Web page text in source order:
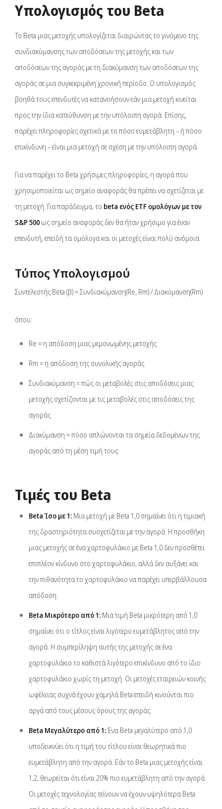
Υπολογισμός του Beta
Το Beta μιας μετοχής υπολογίζεται διαιρώντας το γινόμενο της
συνδιακύμανσης των αποδόσεων της μετοχής και των
αποδόσεων της αγοράς με τη διακύμανση των αποδόσεων της
αγοράς σε μια συγκεκριμένη χρονική περίοδο. Ο υπολογισμός
βοηθά τους επενδυτές να κατανοήσουν εάν μια μετοχή κινείται
προς την ίδια κατεύθυνση με την υπόλοιπη αγορά. Επίσης,
παρέχει πληροφορίες σχετικά με το πόσο ευμετάβλητη – ή πόσο
επικίνδυνη – είναι μια μετοχή σε σχέση με την υπόλοιπη αγορά.
Για να παρέχει το Beta χρήσιμες πληροφορίες, η αγορά που
χρησιμοποιείται ως σημείο αναφοράς θα πρέπει να σχετίζεται με
τη μετοχή. Για παράδειγμα, το beta ενός ETF ομολόγων με τον
S&P 500 ως σημείο αναφοράς δεν θα ήταν χρήσιμο για έναν
επενδυτή, επειδή τα ομόλογα και οι μετοχές είναι πολύ ανόμοια.
Τύπος Υπολογισμού
Συντελεστής Beta (β) = Συνδιακύμανση(Re, Rm) / Διακύμανση(Rm)
όπου:
Re = η απόδοση μιας μεμονωμένης μετοχής
Rm = η απόδοση της συνολικής αγοράς
Συνδιακύμανση = πώς οι μεταβολές στις αποδόσεις μιας
μετοχής σχετίζονται με τις μεταβολές στις αποδόσεις της
αγοράς
Διακύμανση = πόσο απλώνονται τα σημεία δεδομένων της
αγοράς από τη μέση τιμή τους
Τιμές του Beta
Beta Ίσο με 1: Μια μετοχή με Beta 1,0 σημαίνει ότι η τιμιακή
της δραστηριότητα συσχετίζεται με την αγορά. Η προσθήκη
μιας μετοχής σε ένα χαρτοφυλάκιο με Beta 1,0 δεν προσθέτει
επιπλέον κίνδυνο στο χαρτοφυλάκιο, αλλά δεν αυξάνει και
την πιθανότητα το χαρτοφυλάκιο να παρέχει υπερβάλλουσα
απόδοση.
Beta Μικρότερο από 1: Μια τιμή Beta μικρότερη από 1,0
σημαίνει ότι ο τίτλος είναι λιγότερο ευμετάβλητος από την
αγορά. Η συμπερίληψη αυτής της μετοχής σε ένα
χαρτοφυλάκιο το καθιστά λιγότερο επικίνδυνο από το ίδιο
χαρτοφυλάκιο χωρίς τη μετοχή. Οι μετοχές εταιρειών κοινής
ωφέλειας συχνά έχουν χαμηλά Beta επειδή κινούνται πιο
αργά από τους μέσους όρους της αγοράς.
Beta Μεγαλύτερο από 1:Ένα Beta μεγαλύτερο από 1,0
υποδεικνύει ότι η τιμή του τίτλου είναι θεωρητικά πιο
ευμετάβλητη από την αγορά. Εάν το Beta μιας μετοχής είναι
1,2, θεωρείται ότι είναι 20% πιο ευμετάβλητη από την αγορά.
Οι μετοχές τεχνολογίας τείνουν να έχουν υψηλότερα Beta